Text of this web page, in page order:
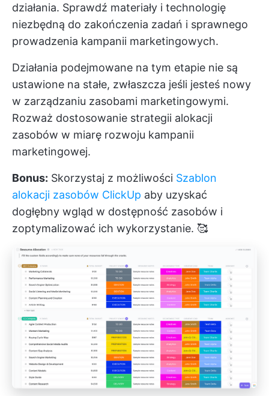
działania. Sprawdź materiały i technologię
niezbędną do zakończenia zadań i sprawnego
prowadzenia kampanii marketingowych.
Działania podejmowane na tym etapie nie są
ustawione na stałe, zwłaszcza jeśli jesteś nowy
w zarządzaniu zasobami marketingowymi.
Rozważ dostosowanie strategii alokacji
zasobów w miarę rozwoju kampanii
marketingowej.
Bonus: Skorzystaj z możliwości Szablon
alokacji zasobów ClickUp aby uzyskać
dogłębny wgląd w dostępność zasobów i
zoptymalizować ich wykorzystanie. 🥰